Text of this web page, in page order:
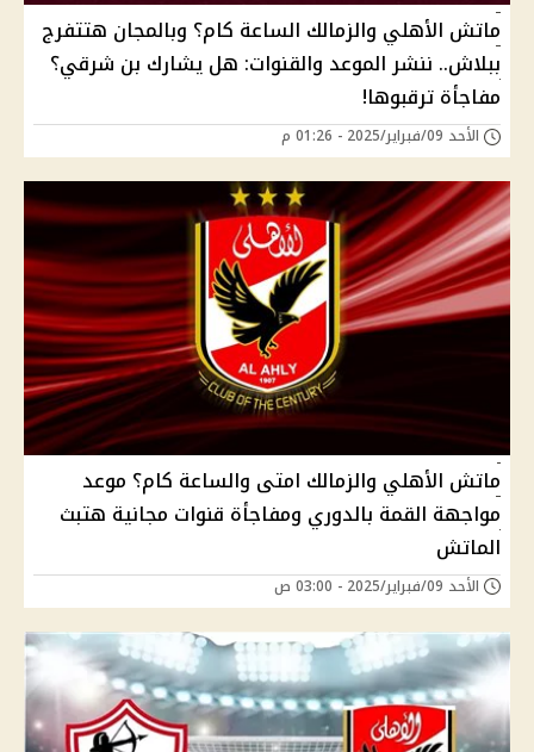
ماتش الأهلي والزمالك الساعة كام؟ وبالمجان هتتفرج
ببلاش.. ننشر الموعد والقنوات: هل يشارك بن شرقي؟
مفاجأة ترقبوها!
الأحد 09/فبراير/2025 - 01:26 م
ماتش الأهلي والزمالك امتى والساعة كام؟ موعد
مواجهة القمة بالدوري ومفاجأة قنوات مجانية هتبث
الماتش
الأحد 09/فبراير/2025 - 03:00 ص